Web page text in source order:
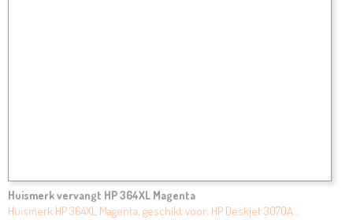
Huismerk vervangt HP 364XL Magenta
Huismerk HP 364XL Magenta, geschikt voor: HP Deskjet 3070A…